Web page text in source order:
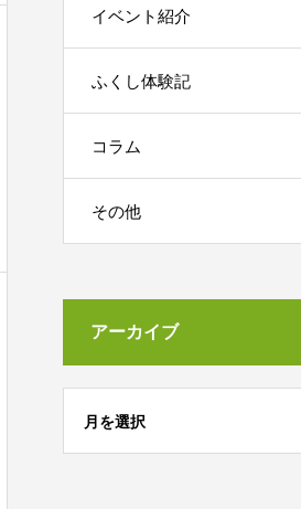
イベント紹介
ふくし体験記
コラム
その他
アーカイブ
月を選択